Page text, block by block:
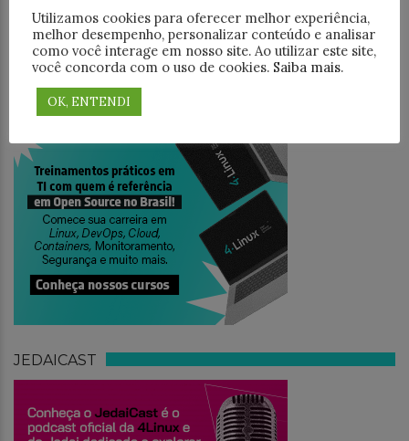
PESQUISAR
TREINAMENTO
JEDAICAST
Utilizamos cookies para oferecer melhor experiência,
melhor desempenho, personalizar conteúdo e analisar
como você interage em nosso site. Ao utilizar este site,
você concorda com o uso de cookies. Saiba mais.
OK, ENTENDI